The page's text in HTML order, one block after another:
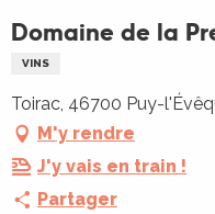
Domaine de la
VINS
Toirac, 46700 Puy-
M'y rendre
J'y vais en train !
Partager